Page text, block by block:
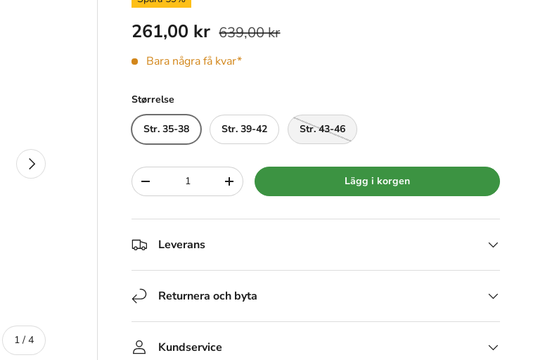
1 /av
4
Nästa
261,00 kr 639,00 kr
Bara några få kvar*
Størrelse
Str. 35-38 Str. 39-42 Str. 43-46
Siffra
-
+ Lägg i korgen
Leverans
Returnera och byta
Kundservice